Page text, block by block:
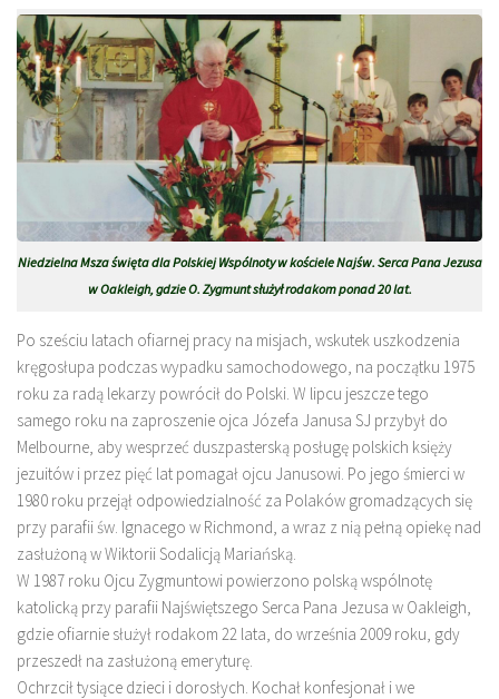
Niedzielna Msza święta dla Polskiej Wspólnoty w kościele Najśw. Serca Pana Jezusa
w Oakleigh, gdzie O. Zygmunt służył rodakom ponad 20 lat.
Po sześciu latach ofiarnej pracy na misjach, wskutek uszkodzenia
kręgosłupa podczas wypadku samochodowego, na początku 1975
roku za radą lekarzy powrócił do Polski. W lipcu jeszcze tego
samego roku na zaproszenie ojca Józefa Janusa SJ przybył do
Melbourne, aby wesprzeć duszpasterską posługę polskich księży
jezuitów i przez pięć lat pomagał ojcu Janusowi. Po jego śmierci w
1980 roku przejął odpowiedzialność za Polaków gromadzących się
przy parafii św. Ignacego w Richmond, a wraz z nią pełną opiekę nad
zasłużoną w Wiktorii Sodalicją Mariańską.
W 1987 roku Ojcu Zygmuntowi powierzono polską wspólnotę
katolicką przy parafii Najświętszego Serca Pana Jezusa w Oakleigh,
gdzie ofiarnie służył rodakom 22 lata, do września 2009 roku, gdy
przeszedł na zasłużoną emeryturę.
Ochrzcił tysiące dzieci i dorosłych. Kochał konfesjonał i we